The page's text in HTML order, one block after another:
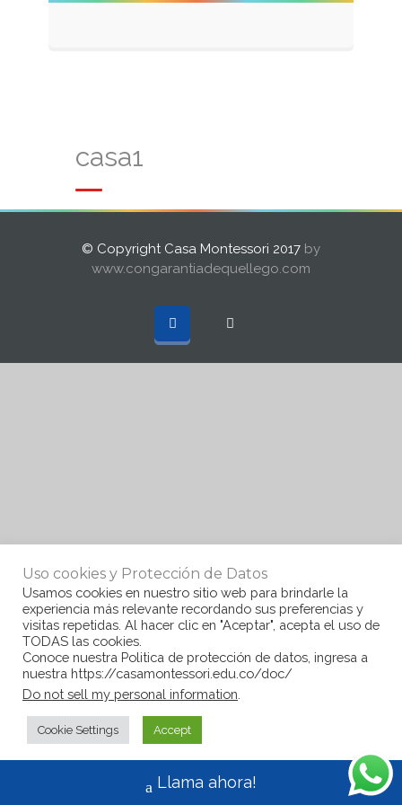
casa1
© Copyright Casa Montessori 2017 by
www.congarantiadequellego.com
Uso cookies y Protección de Datos
Usamos cookies en nuestro sitio web para brindarle la
experiencia más relevante recordando sus preferencias y
visitas repetidas. Al hacer clic en "Aceptar", acepta el uso de
TODAS las cookies.
Conoce nuestra Politica de protección de datos, ingresa a
nuestra https://casamontessori.edu.co/doc/
Do not sell my personal information
Cookie Settings Accept
Llama ahora!